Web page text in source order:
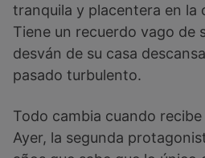
tranquila y placentera en la
Tiene un recuerdo vago de
desván de su casa
pasado turbulento.
Todo cambia cuando
Ayer, la segunda